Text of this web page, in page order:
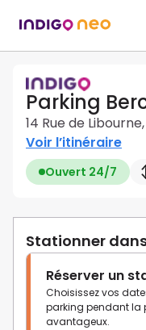
Parking
14 Rue de
Voir l’itinéraire
Ouvert 24/7
Stationner
Réserver un
Choisissez vos
parking pendant la
avantageux.